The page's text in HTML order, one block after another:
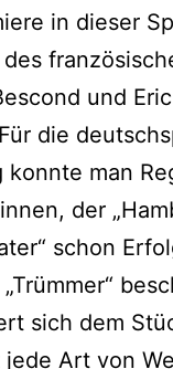
in dieser
des
und
die
konnte man
der
schon
sich dem
Art von